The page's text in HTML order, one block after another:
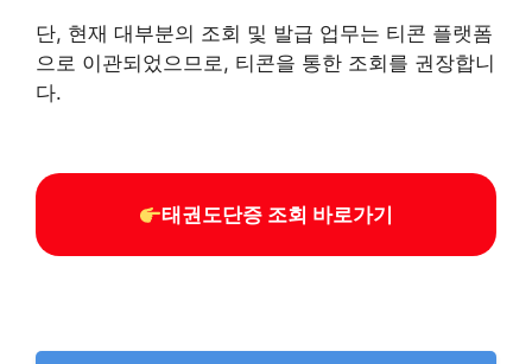
단, 현재 대부분의 조회 및 발급 업무는 티콘 플랫폼
으로 이관되었으므로, 티콘을 통한 조회를 권장합니
다.
태권도단증 조회 바로가기